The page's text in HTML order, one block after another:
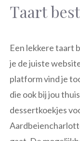
Taart
Een lekkere taart
je de juiste
platform vind je
die ook bij jou
dessertkoekjes